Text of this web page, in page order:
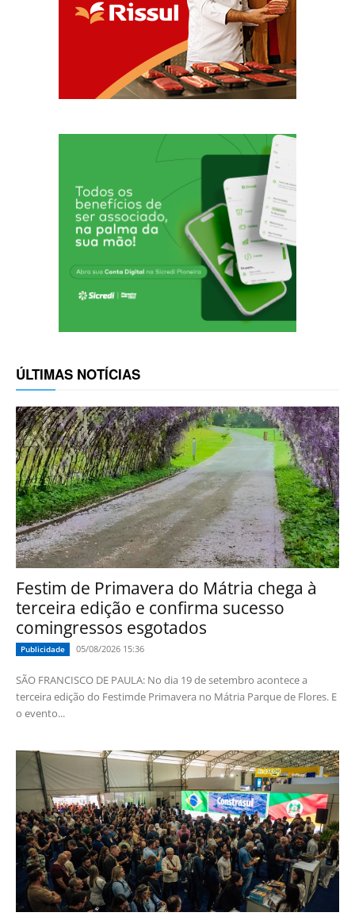
ÚLTIMAS NOTÍCIAS
Festim de Primavera do Mátria chega à
terceira edição e confirma sucesso
comingressos esgotados
Publicidade 05/08/2026 15:36
SÃO FRANCISCO DE PAULA: No dia 19 de setembro acontece a
terceira edição do Festimde Primavera no Mátria Parque de Flores. E
o evento...